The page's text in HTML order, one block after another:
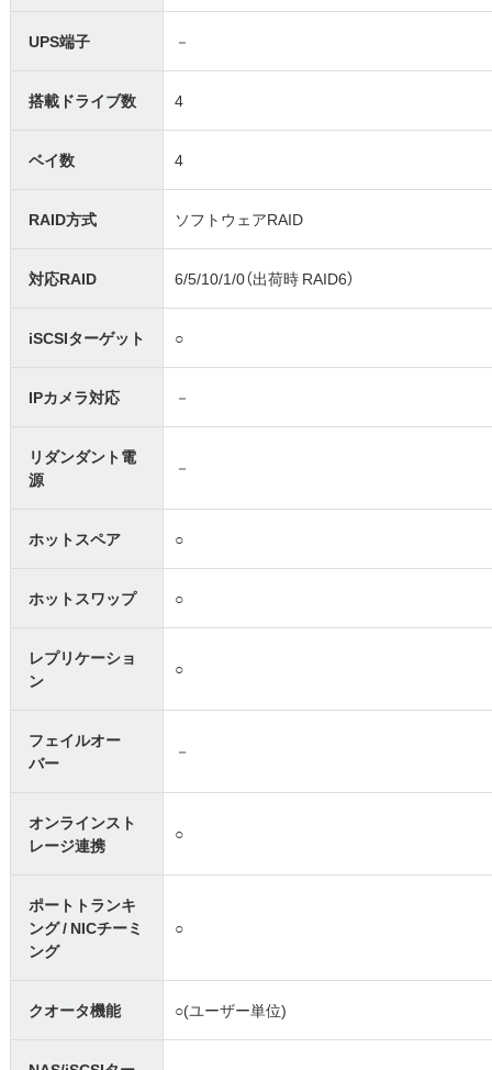
UPS端子 －
搭載ドライブ数 4
ベイ数 4
RAID方式 ソフトウェアRAID
対応RAID 6/5/10/1/0（出荷時 RAID6）
iSCSIターゲット ○
IPカメラ対応 －
リダンダント電
源
－
ホットスペア ○
ホットスワップ ○
レプリケーショ
ン
○
フェイルオー
バー
－
オンラインスト
レージ連携
○
ポートトランキ
ング / NICチーミ
ング
○
クオータ機能 ○(ユーザー単位)